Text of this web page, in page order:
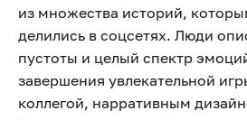
из множества историй,
делились в соцсетях. Люди
пустоты и целый спектр
завершения увлекательной
коллегой, нарративным